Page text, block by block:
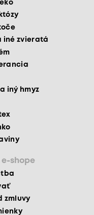
iné zvieratá
iný hmyz
e-shope
zmluvy